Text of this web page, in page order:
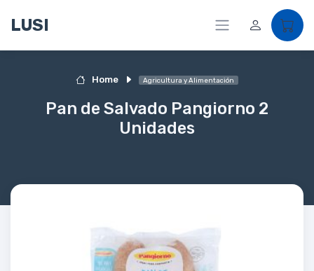
LUSI
Home Agricultura y Alimentación
Pan de Salvado Pangiorno 2
Unidades